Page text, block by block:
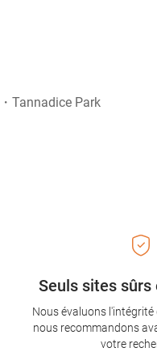
・ Tannadice Park
Seuls sites
Nous évaluons l'intégrité
nous recommandons
votre